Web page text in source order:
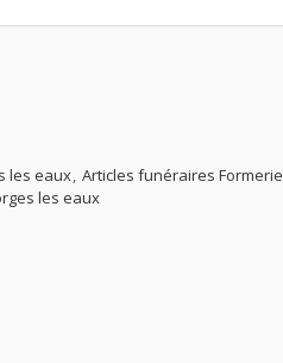
les eaux Articles funéraires Formerie
les eaux